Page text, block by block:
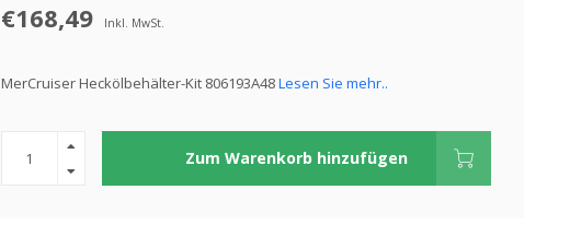
€168,49 Inkl. MwSt.
MerCruiser Heckölbehälter-Kit 806193A48Lesen Sie mehr..
Zum Warenkorb hinzufügen